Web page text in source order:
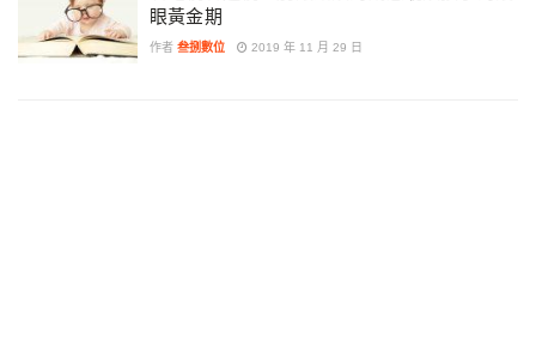
眼黃金期
作者 叁捌數位 2019 年 11 月 29 日